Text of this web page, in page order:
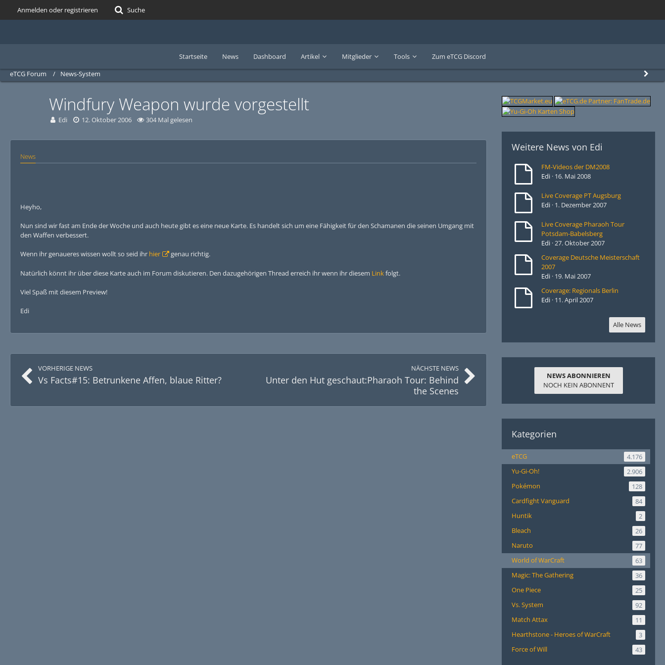
Anmelden oder registrieren Suche
Startseite News Dashboard Artikel Mitglieder Tools
Zum eTCG Discord
eTCG Forum
News-System
Windfury Weapon wurde vorgestellt
Edi 12. Oktober 2006 304 Mal gelesen
News
Heyho,
Nun sind wir fast am Ende der Woche und auch heute gibt es eine neue Karte. Es handelt sich um eine Fähigkeit für den Schamanen die seinen Umgang mit
den Waffen verbessert.
Wenn ihr genaueres wissen wollt so seid ihr hier genau richtig.
Natürlich könnt ihr über diese Karte auch im Forum diskutieren. Den dazugehörigen Thread erreich ihr wenn ihr diesem Linkfolgt.
Viel Spaß mit diesem Preview!
Edi
VORHERIGE NEWS
Vs Facts#15: Betrunkene Affen, blaue Ritter?
NÄCHSTE NEWS
Unter den Hut geschaut:Pharaoh Tour: Behind
the Scenes
Weitere News von Edi
FM-Videos der DM2008
Edi 16. Mai 2008
Live Coverage PT Augsburg
Edi 1. Dezember 2007
Live Coverage Pharaoh Tour
Potsdam-Babelsberg
Edi 27. Oktober 2007
Coverage Deutsche Meisterschaft
2007
Edi 19. Mai 2007
Coverage: Regionals Berlin
Edi 11. April 2007
Alle News
NEWS ABONNIEREN
NOCH KEIN ABONNENT
Kategorien
eTCG
4.176
Yu-Gi-Oh!
2.906
Pokémon
128
Cardfight Vanguard
84
Huntik
2
Bleach
26
Naruto
77
World of WarCraft
63
Magic: The Gathering
36
One Piece
25
Vs. System
92
Match Attax
11
Hearthstone - Heroes of WarCraft
3
Force of Will
43